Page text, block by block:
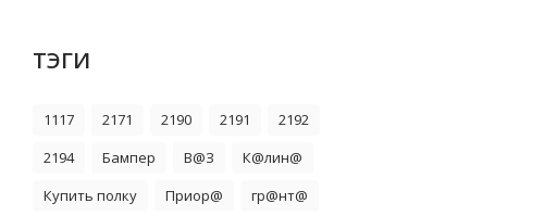
ТЭГИ
1117 2171 2190 2191
2192
2194
Бампер В@З
К@лин@
Купить полку
Приор@ гр@нт@